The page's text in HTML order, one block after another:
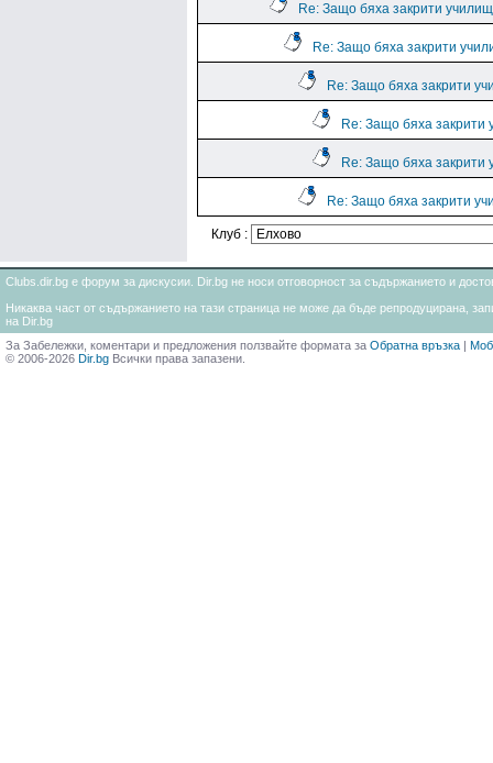
Re: Защо бяха закрити
Re: Защо бяха закрити
Re: Защо бяха закрити
Re: Защо бяха
Re: Защо бяха
Re: Защо бяха закрити
Клуб :
Clubs.dir.bg е форум за дискусии. Dir.bg не носи отговорност за съдържанието и
Никаква част от съдържанието на тази страница не може да бъде репродуцирана,
на Dir.bg
За Забележки, коментари и предложения ползвайте формата за Обратна връзка |
© 2006-2026 Dir.bg Всички права запазени.